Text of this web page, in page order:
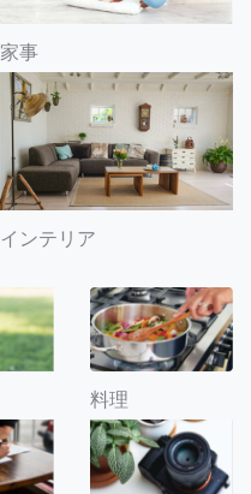
家事
インテリア
料理